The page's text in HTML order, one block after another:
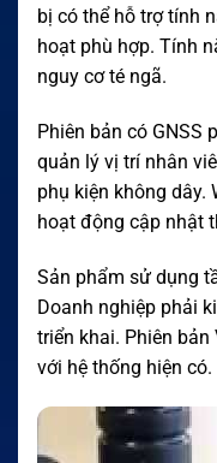
bị có thể hỗ trợ tính
hoạt phù hợp. Tính
nguy cơ té ngã.
Phiên bản có GNSS
quản lý vị trí nhân
phụ kiện không dây.
hoạt động cập nhật
Sản phẩm sử dụng
Doanh nghiệp phải
triển khai. Phiên bản
với hệ thống hiện có.